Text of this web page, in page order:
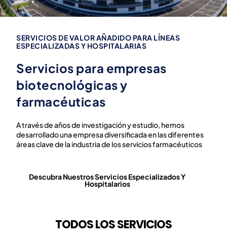
SERVICIOS DE VALOR AÑADIDO PARA LÍNEAS
ESPECIALIZADAS Y HOSPITALARIAS
Servicios para empresas
biotecnológicas y
farmacéuticas
A través de años de investigación y estudio, hemos
desarrollado una empresa diversificada en las diferentes
áreas clave de la industria de los servicios farmacéuticos
Descubra Nuestros Servicios Especializados Y
Hospitalarios
TODOS LOS SERVICIOS